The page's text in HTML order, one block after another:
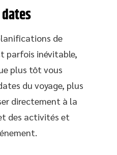
de
parfois inévitable,
plus tôt vous
du voyage, plus
directement à la
des activités et